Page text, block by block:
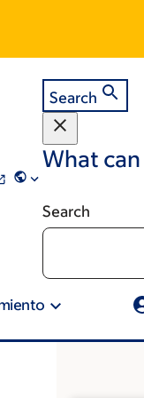
Search
What
Search